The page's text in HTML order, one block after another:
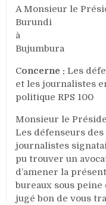
A Monsieur le
Burundi
à
Bujumbura
Concerne :Les
et les journalistes
politique RPS 100
Monsieur le
Les défenseurs
journalistes
pu trouver un
d’amener la
bureaux sous
jugé bon de vous